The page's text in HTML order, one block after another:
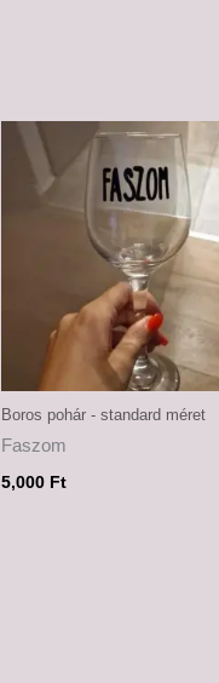
Boros pohár - standard méret
Faszom
5,000 Ft